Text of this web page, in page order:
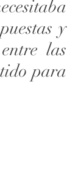
y
las
para